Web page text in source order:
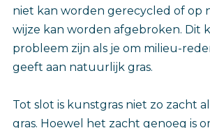
niet kan worden gerecycled of op
wijze kan worden afgebroken. Dit
probleem zijn als je om milieu-
geeft aan natuurlijk gras.
Tot slot is kunstgras niet zo zacht
gras. Hoewel het zacht genoeg is